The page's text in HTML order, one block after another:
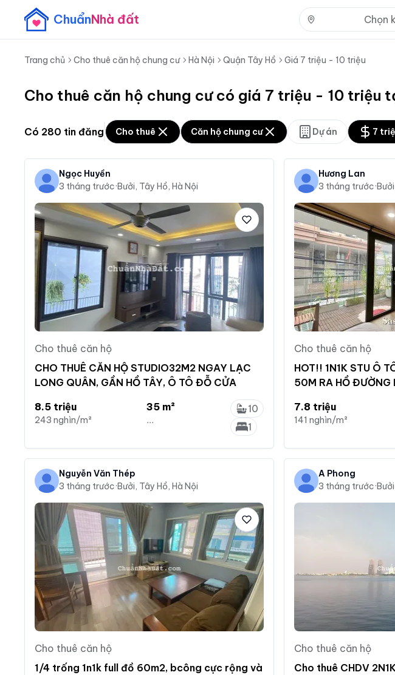
ChuẩnNhà đất Chọn
Trang chủ Cho thuê căn hộ chung cư Hà Nội Quận Tây Hồ Giá 7 triệu - 10 triệu
Cho thuê căn hộ chung cư có giá 7 triệu - 10 triệu
Có 280 tin đăng Cho thuê Căn hộ chung cư Dự án 7
Ngọc Huyền
3 tháng trước·Bưởi, Tây Hồ, Hà Nội
Cho thuê căn hộ
CHO THUÊ CĂN HỘ STUDIO32M2 NGAY LẠC
LONG QUÂN, GẦN HỒ TÂY, Ô TÔ ĐỖ CỬA
8.5 triệu
243 nghìn/m²
35 m²
...
10
1
Hương Lan
3 tháng trước·
Cho thuê căn hộ
HOT!! 1N1K STU Ô
50M RA HỒ ĐƯỜNG
7.8 triệu
141 nghìn/m²
Nguyễn Văn Thép
3 tháng trước·Bưởi, Tây Hồ, Hà Nội
Cho thuê căn hộ
1/4 trống 1n1k full đồ 60m2, bcông cực rộng và
A Phong
3 tháng trước·
Cho thuê căn hộ
Cho thuê CHDV